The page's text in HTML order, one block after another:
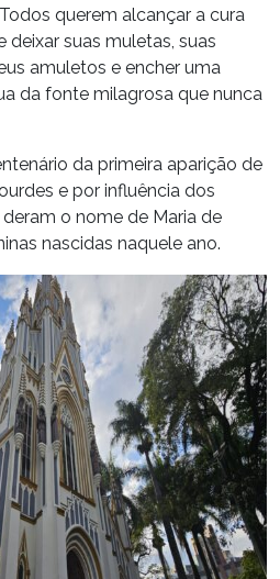
querem alcançar a cura
deixar suas muletas, suas
amuletos e encher uma
da fonte milagrosa que nunca
da primeira aparição de
e por influência dos
o nome de Maria de
nascidas naquele ano.